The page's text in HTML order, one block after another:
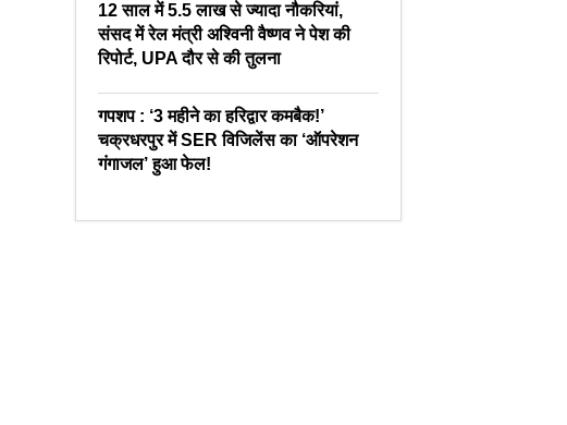
12 साल में 5.5 लाख से ज्यादा नौकरियां,
संसद में रेल मंत्री अश्विनी वैष्णव ने पेश की
रिपोर्ट, UPA दौर से की तुलना
गपशप : ‘3 महीने का हरिद्वार कमबैक!’
चक्रधरपुर में SER विजिलेंस का ‘ऑपरेशन
गंगाजल’ हुआ फेल!